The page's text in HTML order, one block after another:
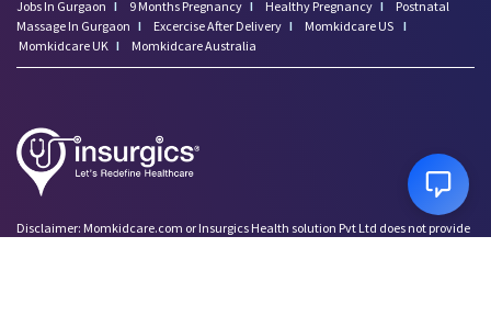
Jobs In Gurgaon I 9 Months Pregnancy I Healthy Pregnancy I
Postnatal
Massage In Gurgaon I Excercise After Delivery I Momkidcare US I
Momkidcare UK I Momkidcare Australia
Disclaimer: Momkidcare.com or Insurgics Health solution Pvt Ltd does not provide